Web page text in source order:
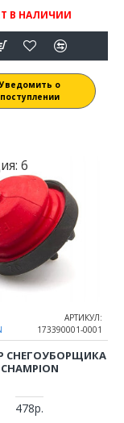
В НАЛИЧИИ
о
поступлении
6
АРТИКУЛ:
173390001-0001
СНЕГОУБОРЩИКА
CHAMPION
478р.